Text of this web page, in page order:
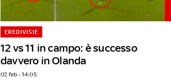
12 vs 11 in campo: è successo
davvero in Olanda
EREDIVISIE
02 feb - 14:05